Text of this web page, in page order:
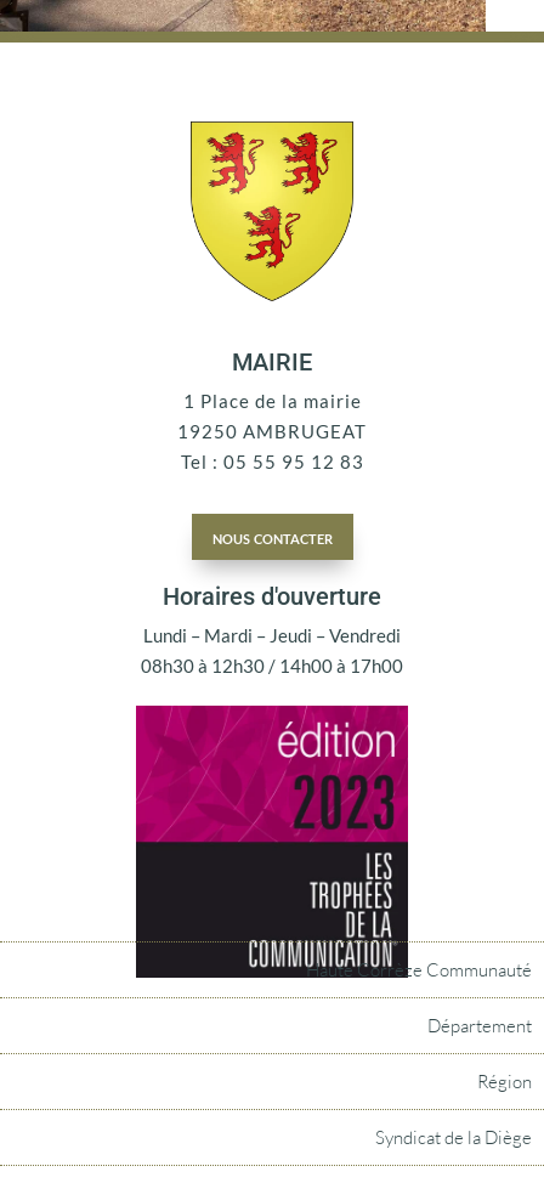
MAIRIE
1 Place de la mairie
19250 AMBRUGEAT
Tel : 05 55 95 12 83
nous contacter
Horaires d'ouverture
Lundi – Mardi – Jeudi – Vendredi
08h30 à 12h30 / 14h00 à 17h00
Haute Corrèze Communauté
Département
Région
Syndicat de la Diège